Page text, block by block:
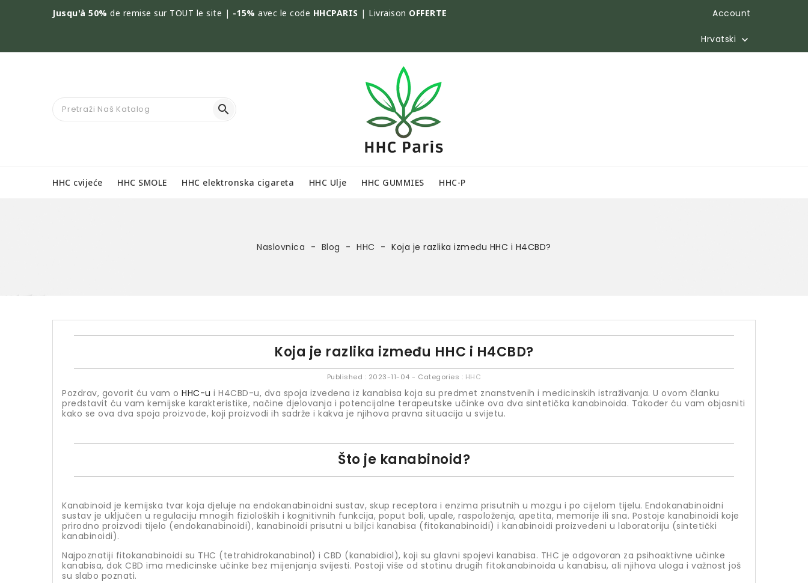
Jusqu'à 50% de remise sur TOUT le site | -15% avec le code HHCPARIS | Livraison OFFERTE Account
Hrvatski 

HHC cvijeće HHC SMOLE HHC elektronska cigareta HHC Ulje HHC GUMMIES HHC-P
Naslovnica Blog HHC Koja je razlika između HHC i H4CBD?
Koja je razlika između HHC i H4CBD?
Published : 2023-11-04 - Categories : HHC
Pozdrav, govorit ću vam o HHC-u i H4CBD-u, dva spoja izvedena iz kanabisa koja su predmet znanstvenih i medicinskih istraživanja. U ovom članku
predstavit ću vam kemijske karakteristike, načine djelovanja i potencijalne terapeutske učinke ova dva sintetička kanabinoida. Također ću vam objasniti
kako se ova dva spoja proizvode, koji proizvodi ih sadrže i kakva je njihova pravna situacija u svijetu.
Što je kanabinoid?
Kanabinoid je kemijska tvar koja djeluje na endokanabinoidni sustav, skup receptora i enzima prisutnih u mozgu i po cijelom tijelu. Endokanabinoidni
sustav je uključen u regulaciju mnogih fizioloških i kognitivnih funkcija, poput boli, upale, raspoloženja, apetita, memorije ili sna. Postoje kanabinoidi koje
prirodno proizvodi tijelo (endokanabinoidi), kanabinoidi prisutni u biljci kanabisa (fitokanabinoidi) i kanabinoidi proizvedeni u laboratoriju (sintetički
kanabinoidi).
Najpoznatiji fitokanabinoidi su THC (tetrahidrokanabinol) i CBD (kanabidiol), koji su glavni spojevi kanabisa. THC je odgovoran za psihoaktivne učinke
kanabisa, dok CBD ima medicinske učinke bez mijenjanja svijesti. Postoji više od stotinu drugih fitokanabinoida u kanabisu, ali njihova uloga i važnost još
su slabo poznati.